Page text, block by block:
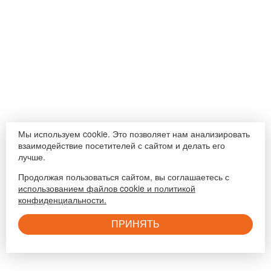
Мы используем cookie. Это позволяет нам анализировать
взаимодействие посетителей с сайтом и делать его
лучше.
Продолжая пользоваться сайтом, вы соглашаетесь с
использованием файлов cookie и политикой
конфиденциальности.
ПРИНЯТЬ